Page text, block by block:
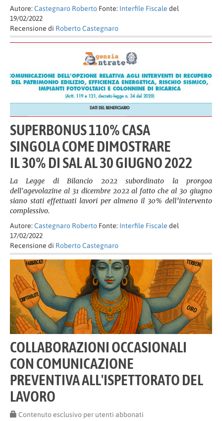
Autore: Castegnaro Roberto Fonte: Interfile Fiscale del
19/02/2022
Recensione di Roberto Castegnaro
SUPERBONUS 110% CASA
SINGOLA COME DIMOSTRARE
IL 30% DI SAL AL 30 GIUGNO 2022
La Legge di Bilancio 2022 subordinato la prorgoa
dell'agevolazine al 31 dicembre 2022 al fatto che al 30 giugno
siano stati effettuati lavori per almeno il 30% dell’intervento
complessivo.
Autore: Castegnaro Roberto Fonte: Interfile Fiscale del
17/02/2022
Recensione di Roberto Castegnaro
COLLABORAZIONI OCCASIONALI
CON COMUNICAZIONE
PREVENTIVA ALL'ISPETTORATO DEL
LAVORO
Contenuto esclusivo per utenti abbonati